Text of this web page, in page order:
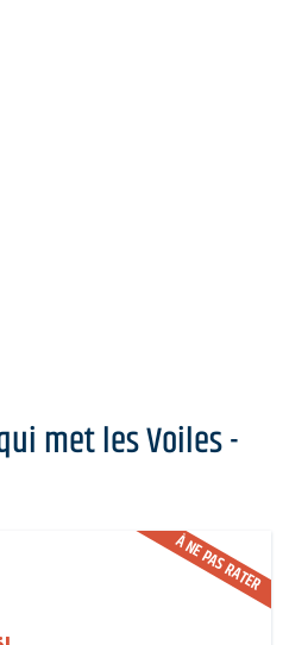
met les Voiles -
À NE PAS RATER